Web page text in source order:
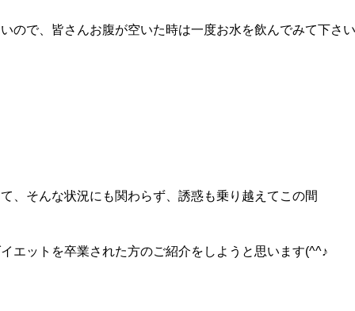
ので、皆さんお腹が空いた時は一度お水を飲んでみて下さ
、そんな状況にも関わらず、誘惑も乗り越えてこの間
エットを卒業された方のご紹介をしようと思います(^^♪